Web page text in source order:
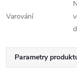
Varování
Parametry